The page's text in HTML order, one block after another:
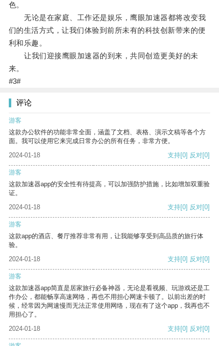
色。
无论是在家庭、工作还是娱乐，鹰眼加速器都将改变我
们的生活方式，让我们体验到前所未有的科技创新带来的便
利和乐趣。
让我们迎接鹰眼加速器的到来，共同创造更美好的未
来。
#3#
评论
游客
这款办公软件的功能非常全面，涵盖了文档、表格、演示文稿等各个方
面。我可以使用它来完成日常办公的所有任务，非常方便。
2024-01-18
支持[0] 反对[0]
游客
这款加速器app的安全性有待提高，可以加强防护措施，比如增加双重验
证。
2024-01-18
支持[0] 反对[0]
游客
这款app的酒店、餐厅推荐非常有用，让我能够享受到高品质的旅行体
验。
2024-01-18
支持[0] 反对[0]
游客
这款加速器app简直是居家旅行必备神器，无论是看视频、玩游戏还是工
作办公，都能畅享高速网络，再也不用担心网速卡顿了。以前出差的时
候，经常因为网速慢而无法正常使用网络，现在有了这个app，我再也不
用担心了。
2024-01-18
支持[0] 反对[0]